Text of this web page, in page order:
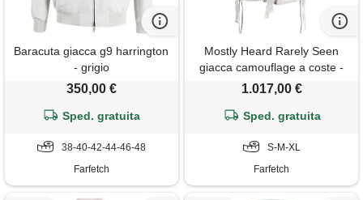
Baracuta giacca g9 harrington
- grigio
350,00 €
Sped. gratuita
38-40-42-44-46-48
Farfetch
Mostly Heard Rarely Seen
giacca camouflage a coste -
bianco
1.017,00 €
Sped. gratuita
S-M-XL
Farfetch